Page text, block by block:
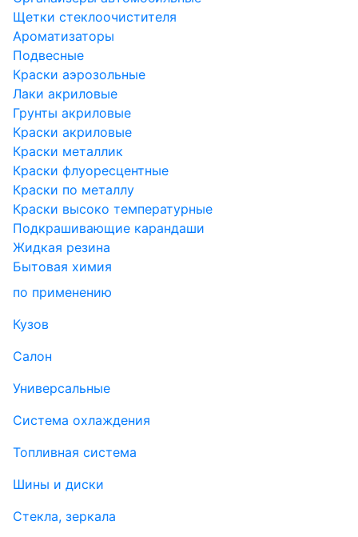
Щетки стеклоочистителя
Ароматизаторы
Подвесные
Краски аэрозольные
Лаки акриловые
Грунты акриловые
Краски акриловые
Краски металлик
Краски флуоресцентные
Краски по металлу
Краски высоко температурные
Подкрашивающие карандаши
Жидкая резина
Бытовая химия
по применению
Кузов
Салон
Универсальные
Система охлаждения
Топливная система
Шины и диски
Стекла, зеркала